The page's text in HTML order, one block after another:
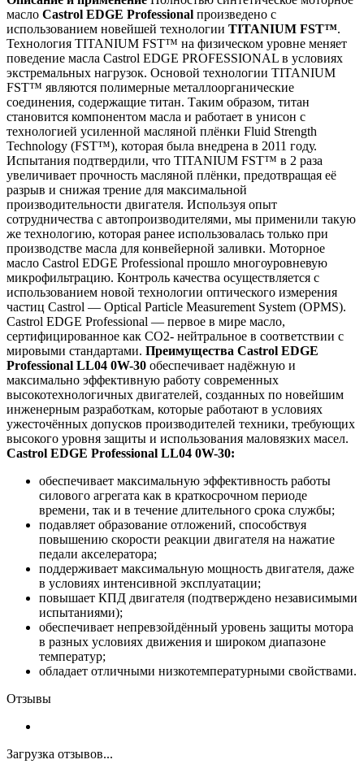
масло Castrol EDGE Professional произведено с
использованием новейшей технологии TITANIUM FST™.
Технология TITANIUM FST™ на физическом уровне меняет
поведение масла Castrol EDGE PROFESSIONAL в условиях
экстремальных нагрузок. Основой технологии TITANIUM
FST™ являются полимерные металлоорганические
соединения, содержащие титан. Таким образом, титан
становится компонентом масла и работает в унисон с
технологией усиленной масляной плёнки Fluid Strength
Technology (FST™), которая была внедрена в 2011 году.
Испытания подтвердили, что TITANIUM FST™ в 2 раза
увеличивает прочность масляной плёнки, предотвращая её
разрыв и снижая трение для максимальной
производительности двигателя. Используя опыт
сотрудничества с автопроизводителями, мы применили такую
же технологию, которая ранее использовалась только при
производстве масла для конвейерной заливки. Моторное
масло Castrol EDGE Professional прошло многоуровневую
микрофильтрацию. Контроль качества осуществляется с
использованием новой технологии оптического измерения
частиц Castrol — Optical Particle Measurement System (OPMS).
Castrol EDGE Professional — первое в мире масло,
сертифицированное как CO2- нейтральное в соответствии с
мировыми стандартами. Преимущества Castrol EDGE
Professional LL04 0W-30 обеспечивает надёжную и
максимально эффективную работу современных
высокотехнологичных двигателей, созданных по новейшим
инженерным разработкам, которые работают в условиях
ужесточённых допусков производителей техники, требующих
высокого уровня защиты и использования маловязких масел.
Castrol EDGE Professional LL04 0W-30:
обеспечивает максимальную эффективность работы
силового агрегата как в краткосрочном периоде
времени, так и в течение длительного срока службы;
подавляет образование отложений, способствуя
повышению скорости реакции двигателя на нажатие
педали акселератора;
поддерживает максимальную мощность двигателя, даже
в условиях интенсивной эксплуатации;
повышает КПД двигателя (подтверждено независимыми
испытаниями);
обеспечивает непревзойдённый уровень защиты мотора
в разных условиях движения и широком диапазоне
температур;
обладает отличными низкотемпературными свойствами.
Отзывы
Загрузка отзывов...